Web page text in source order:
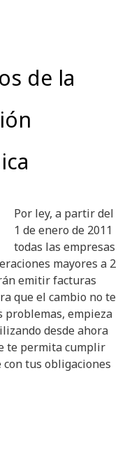
de la
Por ley, a partir del
1 de enero de 2011
todas las empresas
mayores a 2
emitir facturas
que el cambio no te
problemas, empieza
desde ahora
te permita cumplir
con tus obligaciones